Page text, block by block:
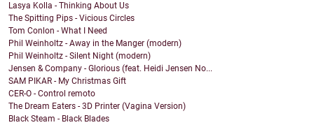
Lasya Kolla - Thinking About Us
The Spitting Pips - Vicious Circles
Tom Conlon - What I Need
Phil Weinholtz - Away in the Manger (modern)
Phil Weinholtz - Silent Night (modern)
Jensen & Company - Glorious (feat. Heidi Jensen No...
SAM PIKAR - My Christmas Gift
CER-O - Control remoto
The Dream Eaters - 3D Printer (Vagina Version)
Black Steam - Black Blades